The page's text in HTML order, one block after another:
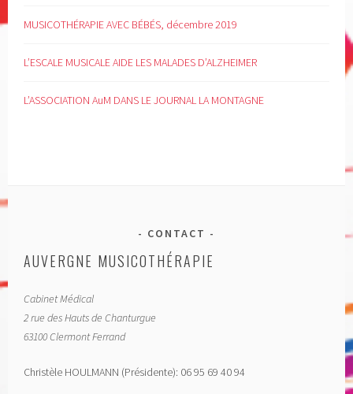
MUSICOTHÉRAPIE AVEC BÉBÉS, décembre 2019
L’ESCALE MUSICALE AIDE LES MALADES D’ALZHEIMER
L’ASSOCIATION AuM DANS LE JOURNAL LA MONTAGNE
CONTACT
AUVERGNE MUSICOTHÉRAPIE
Cabinet Médical
2 rue des Hauts de Chanturgue
63100 Clermont Ferrand
Christèle HOULMANN (Présidente): 06 95 69 40 94